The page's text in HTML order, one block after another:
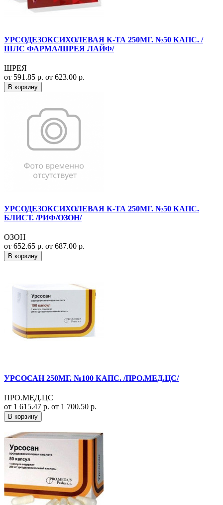
УРСОДЕЗОКСИХОЛЕВАЯ К-ТА 250МГ. №50 КАПС. /
ШЛС ФАРМА/ШРЕЯ ЛАЙФ/
ШРЕЯ
от 591.85 р. от 623.00 р.
В корзину
УРСОДЕЗОКСИХОЛЕВАЯ К-ТА 250МГ. №50 КАПС.
БЛИСТ. /РИФ/ОЗОН/
ОЗОН
от 652.65 р. от 687.00 р.
В корзину
УРСОСАН 250МГ. №100 КАПС. /ПРО.МЕД.ЦС/
ПРО.МЕД.ЦС
от 1 615.47 р. от 1 700.50 р.
В корзину